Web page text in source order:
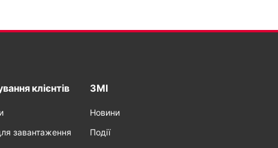
клієнтів
завантаження
ЗМІ
Новини
Події